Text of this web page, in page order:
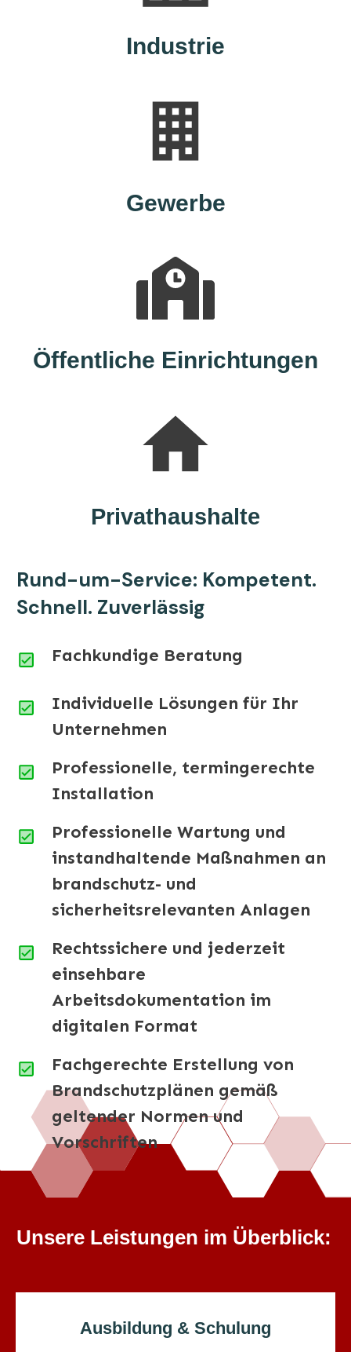
Industrie
Gewerbe
Öffentliche Einrichtungen
Privathaushalte
Rund-um-Service: Kompetent.
Schnell. Zuverlässig
Fachkundige Beratung
Individuelle Lösungen für Ihr
Unternehmen
Professionelle, termingerechte
Installation
Professionelle Wartung und
instandhaltende Maßnahmen an
brandschutz- und
sicherheitsrelevanten Anlagen
Rechtssichere und jederzeit
einsehbare
Arbeitsdokumentation im
digitalen Format
Fachgerechte Erstellung von
Brandschutzplänen gemäß
geltender Normen und
Vorschriften
Unsere Leistungen im Überblick:
Ausbildung & Schulung